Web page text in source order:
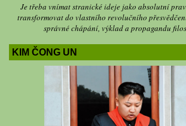
Je třeba vnímat stranické ideje jako absolutní
transformovat do vlastního revolučního
správné chápání, výklad a propagandu
KIM ČONG UN